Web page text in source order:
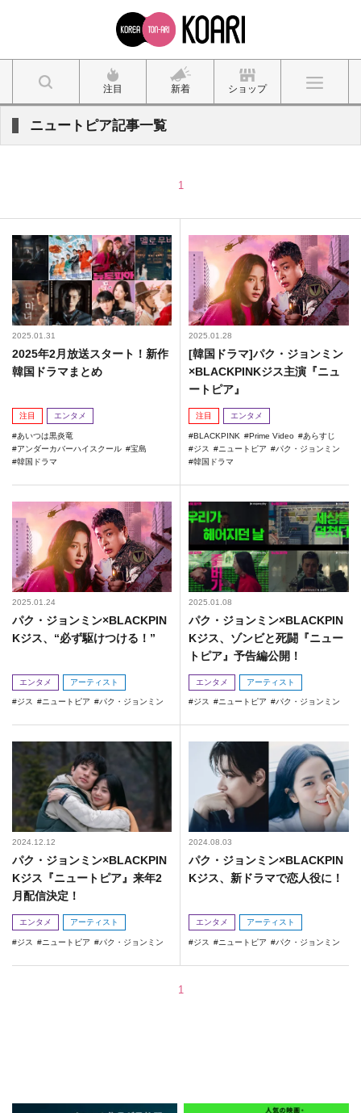
注目 新着 ショップ
ニュートピア記事一覧
1
2025.01.31
2025年2月放送スタート！新作
韓国ドラマまとめ
注目 エンタメ
あいつは黒炎竜
アンダーカバーハイスクール
宝島
韓国ドラマ
2025.01.28
[韓国ドラマ]パク・ジョンミン
×BLACKPINKジス主演『ニュ
ートピア』
注目 エンタメ
BLACKPINK Prime Video
あらすじ
ジス
ニュートピア
パク・ジョンミン
韓国ドラマ
2025.01.24
パク・ジョンミン×BLACKPIN
Kジス、“必ず駆けつける！”
エンタメ アーティスト
ジス ニュートピア パク・ジョンミン
2025.01.08
パク・ジョンミン×BLACKPIN
Kジス、ゾンビと死闘『ニュー
トピア』予告編公開！
エンタメ アーティスト
ジス ニュートピア パク・ジョンミン
2024.12.12
パク・ジョンミン×BLACKPIN
Kジス『ニュートピア』来年2
月配信決定！
エンタメ アーティスト
ジス ニュートピア パク・ジョンミン
2024.08.03
パク・ジョンミン×BLACKPIN
Kジス、新ドラマで恋人役に！
エンタメ アーティスト
ジス ニュートピア パク・ジョンミン
1